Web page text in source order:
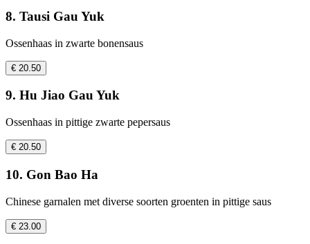
8. Tausi Gau Yuk
Ossenhaas in zwarte bonensaus
€ 20.50
9. Hu Jiao Gau Yuk
Ossenhaas in pittige zwarte pepersaus
€ 20.50
10. Gon Bao Ha
Chinese garnalen met diverse soorten groenten in pittige saus
€ 23.00